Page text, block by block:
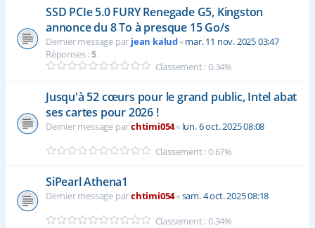
SSD PCIe 5.0 FURY Renegade G5, Kingston
annonce du 8 To à presque 15 Go/s
Dernier message par jean kalud«mar. 11 nov. 2025 03:47
Réponses :5
Classement : 0.34%
Jusqu'à 52 cœurs pour le grand public, Intel abat
ses cartes pour 2026 !
Dernier message parchtimi054« lun. 6 oct. 2025 08:08
Classement : 0.67%
SiPearl Athena1
Dernier message parchtimi054«sam. 4 oct. 2025 08:18
Classement : 0.34%